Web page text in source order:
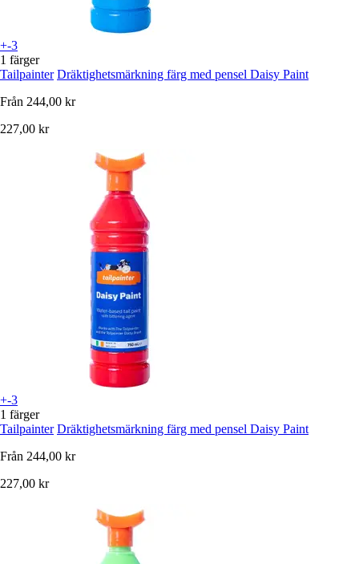
+-3
1 färger
Tailpainter Dräktighetsmärkning färg med pensel Daisy Paint
Från 244,00 kr
227,00 kr
+-3
1 färger
Tailpainter Dräktighetsmärkning färg med pensel Daisy Paint
Från 244,00 kr
227,00 kr